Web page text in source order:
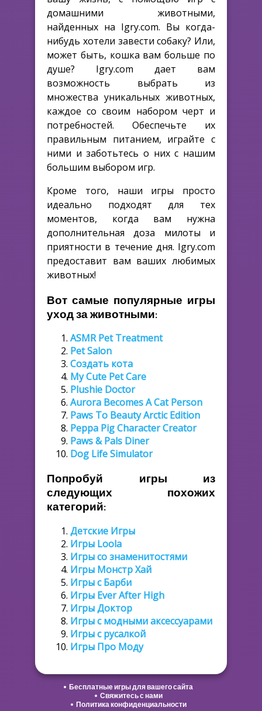
домашними животными,
найденных на Igry.com. Вы когда-
нибудь хотели завести собаку? Или,
может быть, кошка вам больше по
душе? Igry.com дает вам
возможность выбрать из
множества уникальных животных,
каждое со своим набором черт и
потребностей. Обеспечьте их
правильным питанием, играйте с
ними и заботьтесь о них с нашим
большим выбором игр.
Кроме того, наши игры просто
идеально подходят для тех
моментов, когда вам нужна
дополнительная доза милоты и
приятности в течение дня. Igry.com
предоставит вам ваших любимых
животных!
Вот самые популярные игры
уход за животными:
ASMR Pet Treatment
Pet Salon
Создать кота
My Cute Pet Care
Plushie Doctor
Aurora Becomes A Cat Person
Paws To Beauty Arctic Edition
Peppa Pig Character Creator
Paws & Pals Diner
Dog Life Simulator
Попробуй игры из
следующих похожих
категорий:
Детские Игры
Игры Loola
Игры со знаменитостями
Игры Монстр Хай
Игры с Барби
Игры Ever After High
Игры Доктор
Игры с модными аксессуарами
Игры с русалкой
Игры Про Моду
Бесплатные игры для вашего сайта
Свяжитесь с нами
Политика конфиденциальности